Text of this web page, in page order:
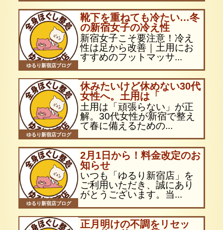
ゆるり新宿店ブログ
靴下を重ねても冷たい…冬
の新宿女子の冷え性
新宿女子こそ要注意！冷え
性は足から改善｜土用にお
すすめのフットマッサ...
ゆるり新宿店ブログ
休みたいけど休めない30代
女性へ。土用は「
土用は「頑張らない」が正
解。30代女性が新宿で整え
て春に備えるための...
ゆるり新宿店ブログ
2月1日から！料金改定のお
知らせ
いつも「ゆるり新宿店」を
ご利用いただき、誠にあり
がとうございます。当...
正月明けの不調をリセッ